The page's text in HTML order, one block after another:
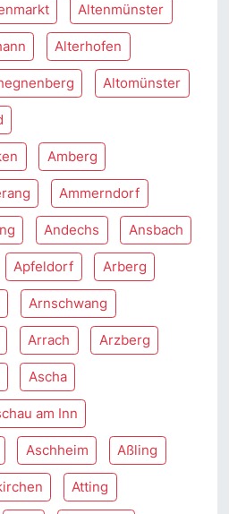
Altenmünster
Alterhofen
Altomünster
Amberg
Ammerndorf
Andechs Ansbach
Apfeldorf Arberg
Arnschwang
Arrach Arzberg
Ascha
am Inn
Aschheim Aßling
Atting